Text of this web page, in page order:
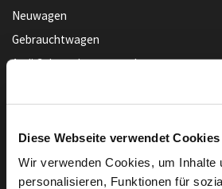
Diese Webseite verwendet Cookies
Wir verwenden Cookies, um Inhalte
personalisieren, Funktionen für
Neuwagen
Gebrauchtwagen
Audi Gebrauchtwagen :plus
Online-Terminbuchung